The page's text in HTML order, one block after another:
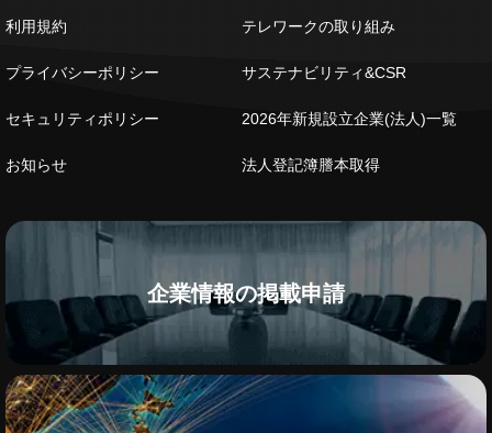
利用規約
プライバシーポリシー
セキュリティポリシー
お知らせ
テレワークの取り組み
サステナビリティ&CSR
2026年新規設立企業(法人)一覧
法人登記簿謄本取得
企業情報の掲載申請